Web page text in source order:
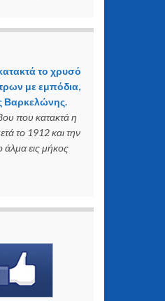
το χρυσό
με εμπόδια,
Βαρκελώνης.
που κατακτά η
το 1912 και την
άλμα εις μήκος